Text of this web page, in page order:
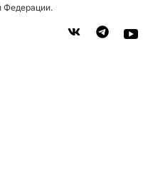
Федерации.